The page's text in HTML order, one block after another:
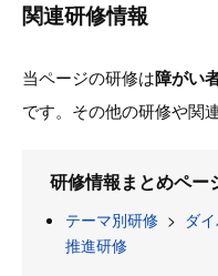
関連研修情報
当ページの研修は障がい
です。その他の研修や関
研修情報まとめペー
テーマ別研修 > ダ
推進研修